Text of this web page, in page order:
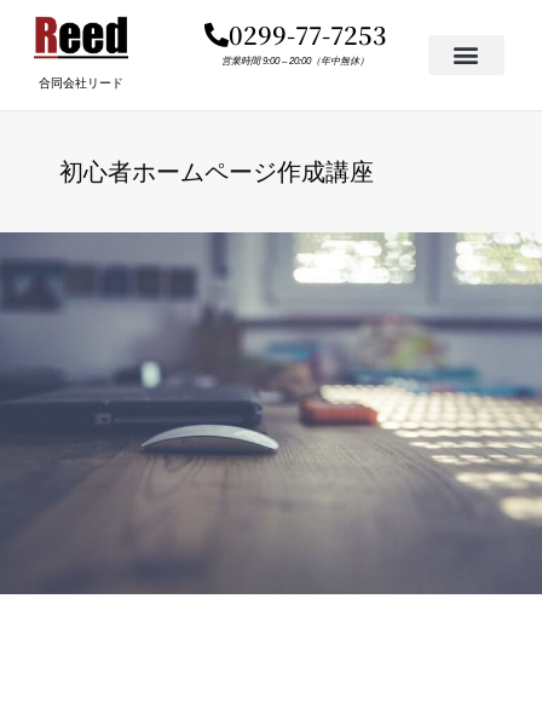
合同会社リード
0299-77-7253
営業時間 9:00 – 20:00（年中無休）
初心者ホームページ作成講座